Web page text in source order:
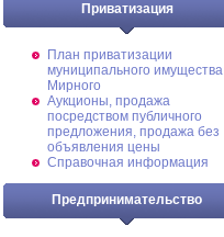
Приватизация
План приватизации
муниципального имущества
Мирного
Аукционы, продажа
посредством публичного
предложения, продажа без
объявления цены
Справочная информация
Предпринимательство